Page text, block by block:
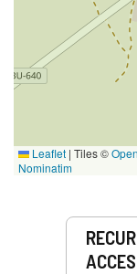
Leaflet | Tiles ©
Nominatim